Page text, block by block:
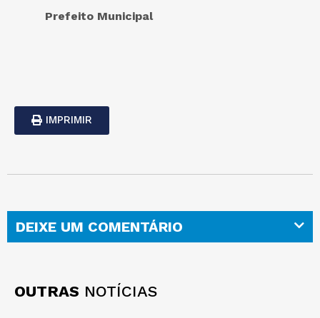
Prefeito Municipal
IMPRIMIR
DEIXE UM COMENTÁRIO
OUTRAS NOTÍCIAS